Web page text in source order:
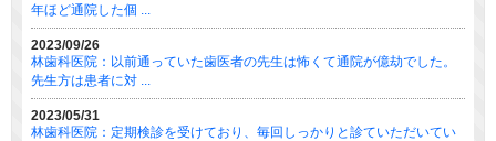
年ほど通院した個 ...
2023/09/26
林歯科医院：以前通っていた歯医者の先生は怖くて通院が億劫でした。
先生方は患者に対 ...
2023/05/31
林歯科医院：定期検診を受けており、毎回しっかりと診ていただいてい